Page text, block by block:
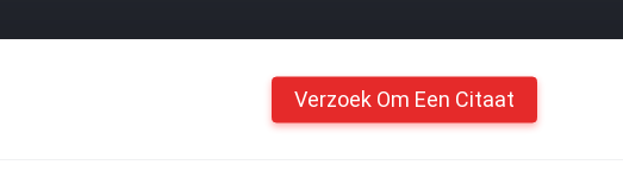
Verzoek Om Een Citaat